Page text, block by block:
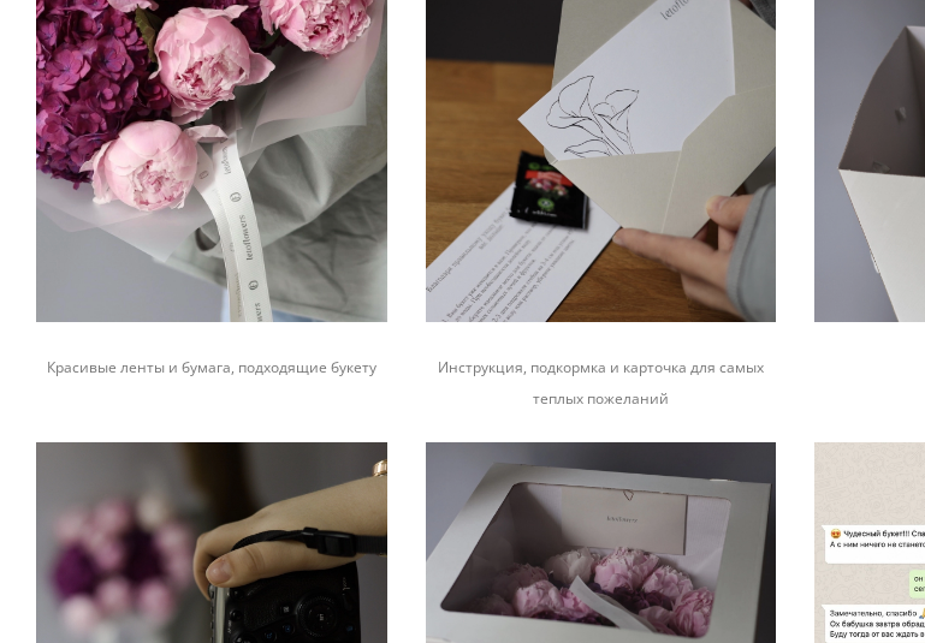
Красивые ленты и бумага, подходящие букету
Инструкция, подкормка и карточка для самых
теплых пожеланий